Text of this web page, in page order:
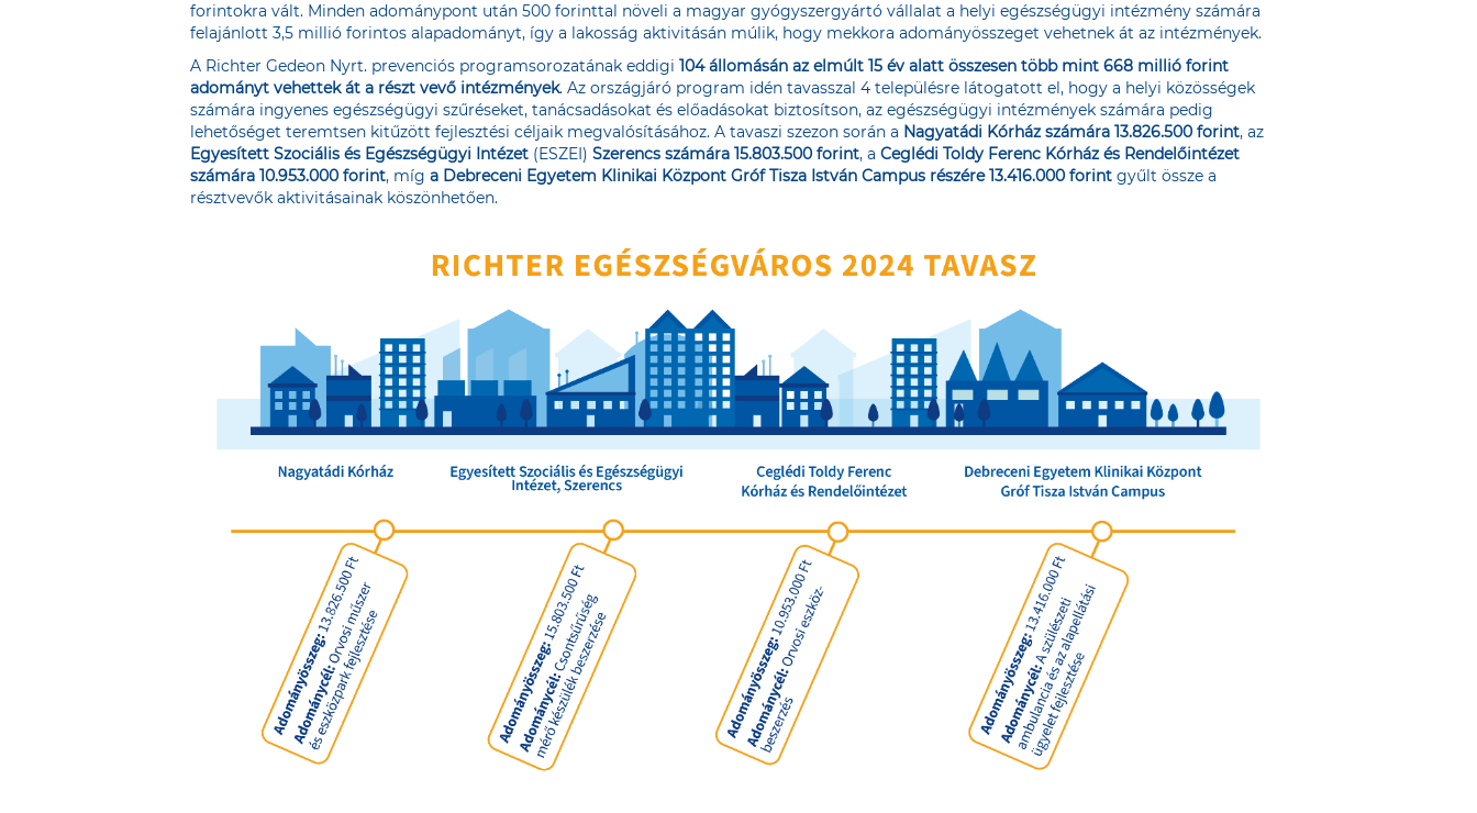
forintokra vált. Minden adománypont után 500 forinttal növeli a magyar gyógyszergyártó vállalat a helyi egészségügyi intézmény számára
felajánlott 3,5 millió forintos alapadományt, így a lakosság aktivitásán múlik, hogy mekkora adományösszeget vehetnek át az intézmények.
A Richter Gedeon Nyrt. prevenciós programsorozatának eddigi 104 állomásán az elmúlt 15 év alatt összesen több mint 668 millió forint
adományt vehettek át a részt vevő intézmények. Az országjáró program idén tavasszal 4 településre látogatott el, hogy a helyi közösségek
számára ingyenes egészségügyi szűréseket, tanácsadásokat és előadásokat biztosítson, az egészségügyi intézmények számára pedig
lehetőséget teremtsen kitűzött fejlesztési céljaik megvalósításához. A tavaszi szezon során a Nagyatádi Kórház számára 13.826.500 forint, az
Egyesített Szociális és Egészségügyi Intézet (ESZEI) Szerencs számára 15.803.500 forint, a Ceglédi Toldy Ferenc Kórház és Rendelőintézet
számára 10.953.000 forint, míg a Debreceni Egyetem Klinikai Központ Gróf Tisza István Campus részére 13.416.000 forint gyűlt össze a
résztvevők aktivitásainak köszönhetően.